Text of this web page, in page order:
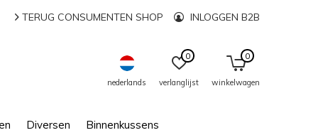
Diversen Binnenkussens
nederlands verlanglijst
0
winkelwagen
0
TERUG CONSUMENTEN SHOP INLOGGEN B2B